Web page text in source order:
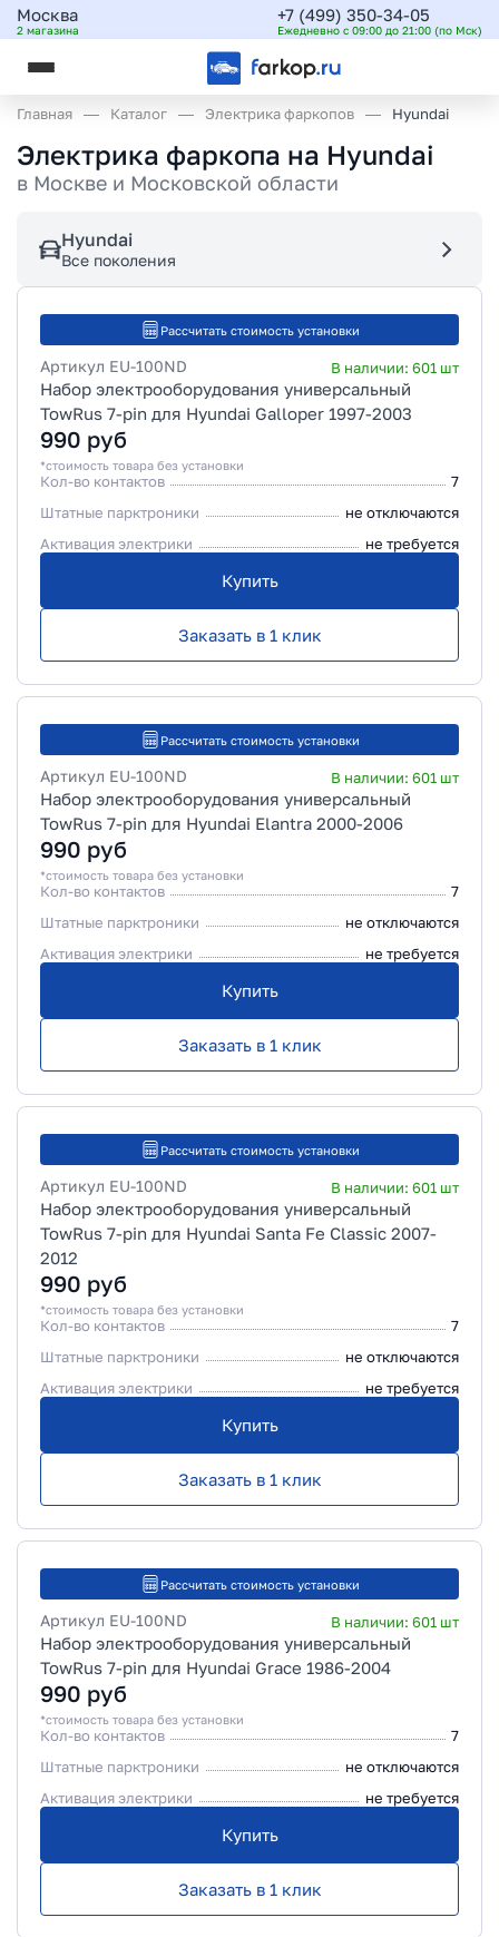
Москва
2 магазина
+7 (499) 350-34-05
Ежедневно с 09:00 до 21:00 (по Мск)
Главная Каталог Электрика фаркопов Hyundai
Электрика фаркопа на Hyundai
в Москве и Московской области
Hyundai
Все поколения
Рассчитать стоимость установки
Артикул EU-100ND В наличии: 601 шт
Набор электрооборудования универсальный
TowRus 7-pin для Hyundai Galloper 1997-2003
990 руб
*стоимость товара без установки
Кол-во контактов
7
Штатные парктроники
не отключаются
Активация электрики
не требуется
Купить
Заказать в 1 клик
Рассчитать стоимость установки
Артикул EU-100ND В наличии: 601 шт
Набор электрооборудования универсальный
TowRus 7-pin для Hyundai Elantra 2000-2006
990 руб
*стоимость товара без установки
Кол-во контактов
7
Штатные парктроники
не отключаются
Активация электрики
не требуется
Купить
Заказать в 1 клик
Рассчитать стоимость установки
Артикул EU-100ND В наличии: 601 шт
Набор электрооборудования универсальный
TowRus 7-pin для Hyundai Santa Fe Classic 2007-
2012
990 руб
*стоимость товара без установки
Кол-во контактов
7
Штатные парктроники
не отключаются
Активация электрики
не требуется
Купить
Заказать в 1 клик
Рассчитать стоимость установки
Артикул EU-100ND В наличии: 601 шт
Набор электрооборудования универсальный
TowRus 7-pin для Hyundai Grace 1986-2004
990 руб
*стоимость товара без установки
Кол-во контактов
7
Штатные парктроники
не отключаются
Активация электрики
не требуется
Купить
Заказать в 1 клик